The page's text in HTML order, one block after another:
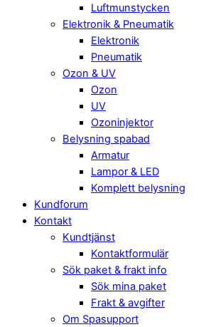
Luftmunstycken
Elektronik & Pneumatik
Elektronik
Pneumatik
Ozon & UV
Ozon
UV
Ozoninjektor
Belysning spabad
Armatur
Lampor & LED
Komplett belysning
Kundforum
Kontakt
Kundtjänst
Kontaktformulär
Sök paket & frakt info
Sök mina paket
Frakt & avgifter
Om Spasupport